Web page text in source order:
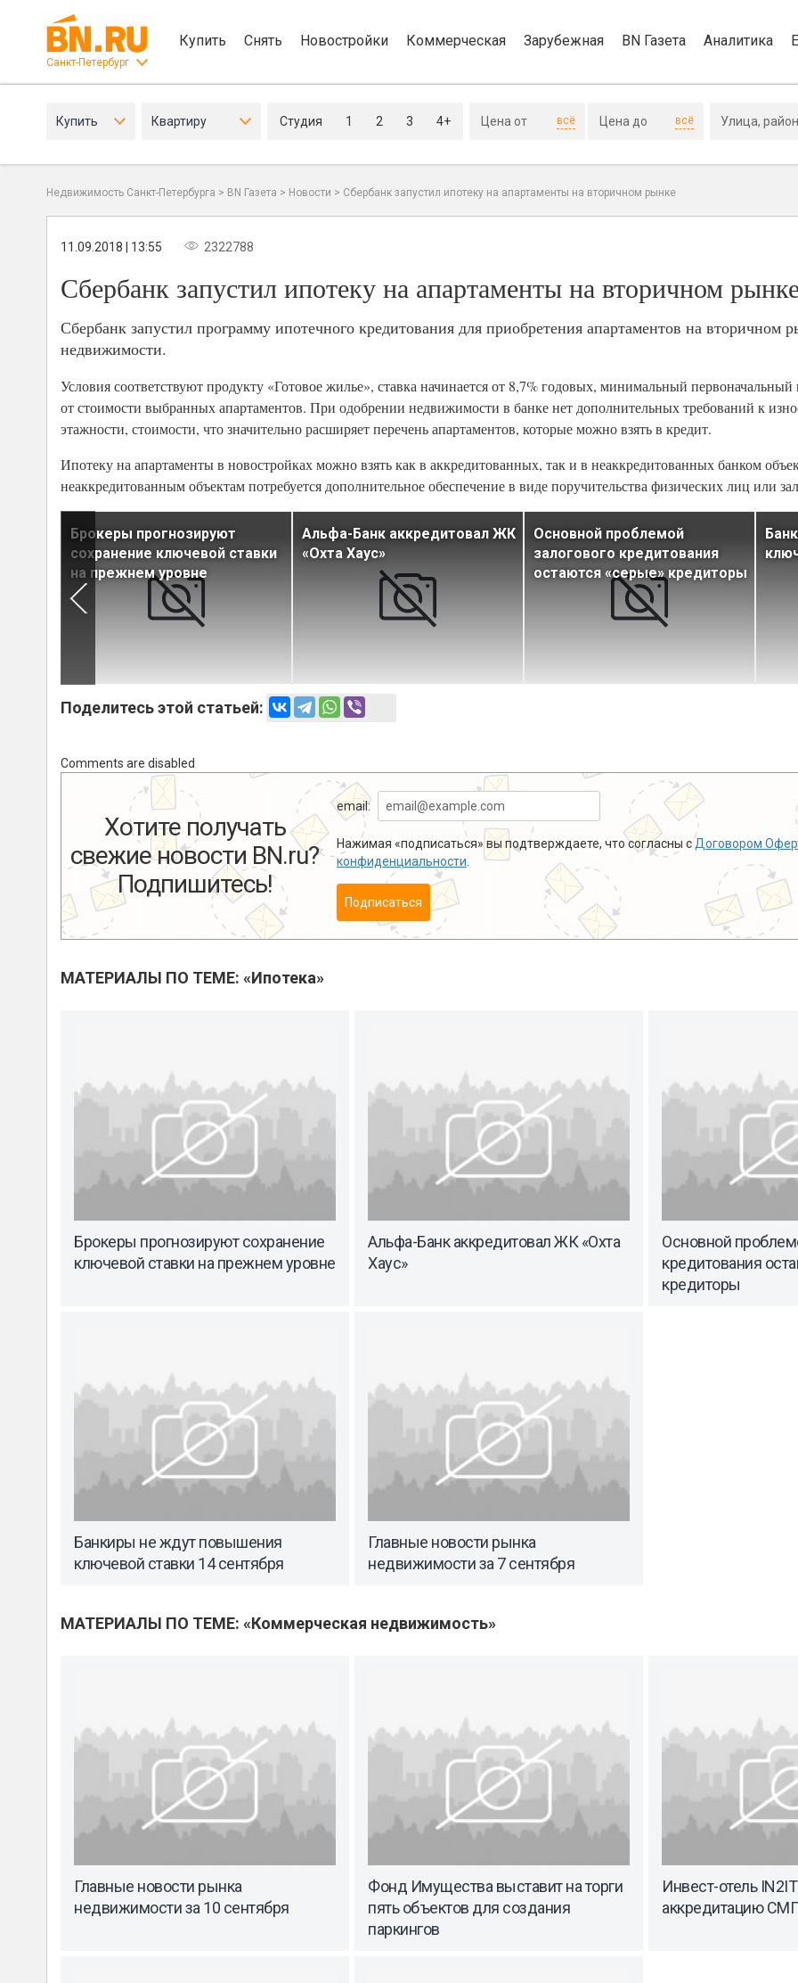
Санкт-Петербург
Купить Снять Новостройки Коммерческая Зарубежная BN Газета Аналитика
Купить Квартиру Студия 1 2 3 4+ всё всё
Недвижимость Санкт-Петербурга > BN Газета > Новости > Сбербанк запустил ипотеку на апартаменты на вторичном рынке
11.09.2018 | 13:55 2322788
Сбербанк запустил ипотеку на апартаменты на вторичном
Сбербанк запустил программу ипотечного кредитования для приобретения апартаментов на вторичном
недвижимости.
Условия соответствуют продукту «Готовое жилье», ставка начинается от 8,7% годовых, минимальный первоначальный
от стоимости выбранных апартаментов. При одобрении недвижимости в банке нет дополнительных требований к
этажности, стоимости, что значительно расширяет перечень апартаментов, которые можно взять в кредит.
Ипотеку на апартаменты в новостройках можно взять как в аккредитованных, так и в неаккредитованных банком
неаккредитованным объектам потребуется дополнительное обеспечение в виде поручительства физических лиц или
Брокеры прогнозируют
сохранение ключевой ставки
на прежнем уровне
Альфа-Банк аккредитовал ЖК
«Охта Хаус»
Основной проблемой
залогового кредитования
остаются «серые» кредиторы
Поделитесь этой статьей:
Comments are disabled
Хотите получать
свежие новости BN.ru?
Подпишитесь!
email:
Нажимая «подписаться» вы подтверждаете, что согласны с Договором
конфиденциальности
Подписаться
МАТЕРИАЛЫ ПО ТЕМЕ: «Ипотека»
Брокеры прогнозируют сохранение
ключевой ставки на прежнем уровне
Альфа-Банк аккредитовал ЖК «Охта
Хаус»
Основной
кредитования
кредиторы
Банкиры не ждут повышения
ключевой ставки 14 сентября
Главные новости рынка
недвижимости за 7 сентября
МАТЕРИАЛЫ ПО ТЕМЕ: «Коммерческая недвижимость»
Главные новости рынка
недвижимости за 10 сентября
Фонд Имущества выставит на торги
пять объектов для создания
паркингов
Инвест-отель
аккредитацию